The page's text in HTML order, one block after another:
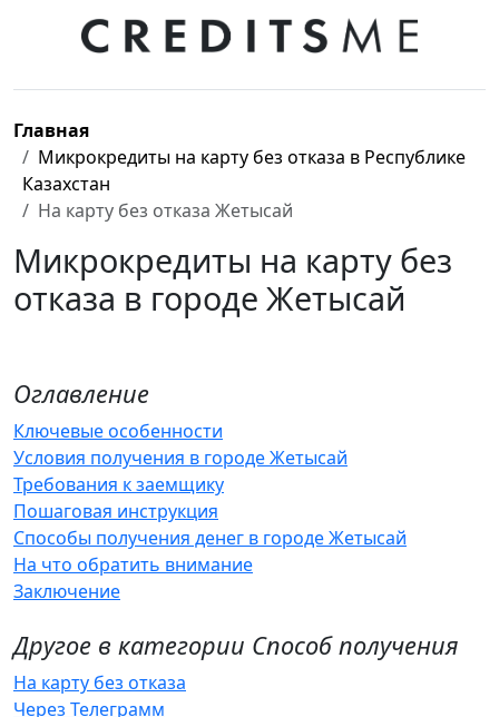
Главная
Микрокредиты на карту без отказа в Республике
Казахстан
На карту без отказа Жетысай
Микрокредиты на карту без
отказа в городе Жетысай
Оглавление
Ключевые особенности
Условия получения в городе Жетысай
Требования к заемщику
Пошаговая инструкция
Способы получения денег в городе Жетысай
На что обратить внимание
Заключение
Другое в категории Способ получения
На карту без отказа
Через Телеграмм